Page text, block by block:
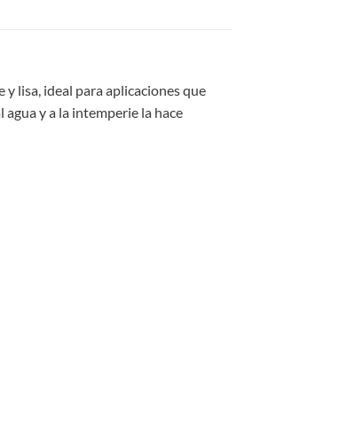
lisa, ideal para aplicaciones que
y a la intemperie la hace